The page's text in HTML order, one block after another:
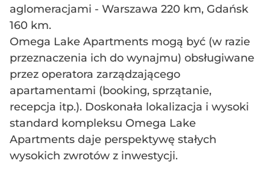
aglomeracjami - Warszawa 220 km, Gdańsk
160 km.
Omega Lake Apartments mogą być (w razie
przeznaczenia ich do wynajmu) obsługiwane
przez operatora zarządzającego
apartamentami (booking, sprzątanie,
recepcja itp.). Doskonała lokalizacja i wysoki
standard kompleksu Omega Lake
Apartments daje perspektywę stałych
wysokich zwrotów z inwestycji.